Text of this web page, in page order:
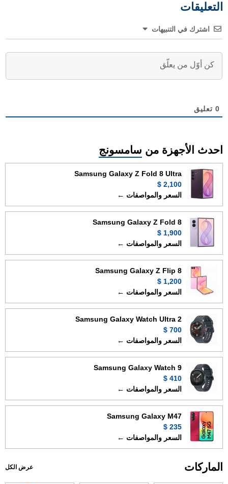
التعليقات
اشترك في التنبيهات
0 تعليق
احدث الأجهزة من سامسونج
Samsung Galaxy Z Fold 8 Ultra
2,100 $
السعر والمواصفات ←
Samsung Galaxy Z Fold 8
1,900 $
السعر والمواصفات ←
Samsung Galaxy Z Flip 8
1,200 $
السعر والمواصفات ←
Samsung Galaxy Watch Ultra 2
700 $
السعر والمواصفات ←
Samsung Galaxy Watch 9
410 $
السعر والمواصفات ←
Samsung Galaxy M47
235 $
السعر والمواصفات ←
الماركات عرض الكل